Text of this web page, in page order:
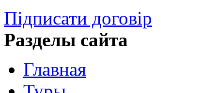
Підписати договір
Разделы сайта
Главная